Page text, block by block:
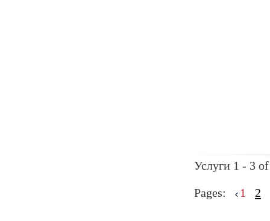
Услуги 1 - 3
Pages: 1 2